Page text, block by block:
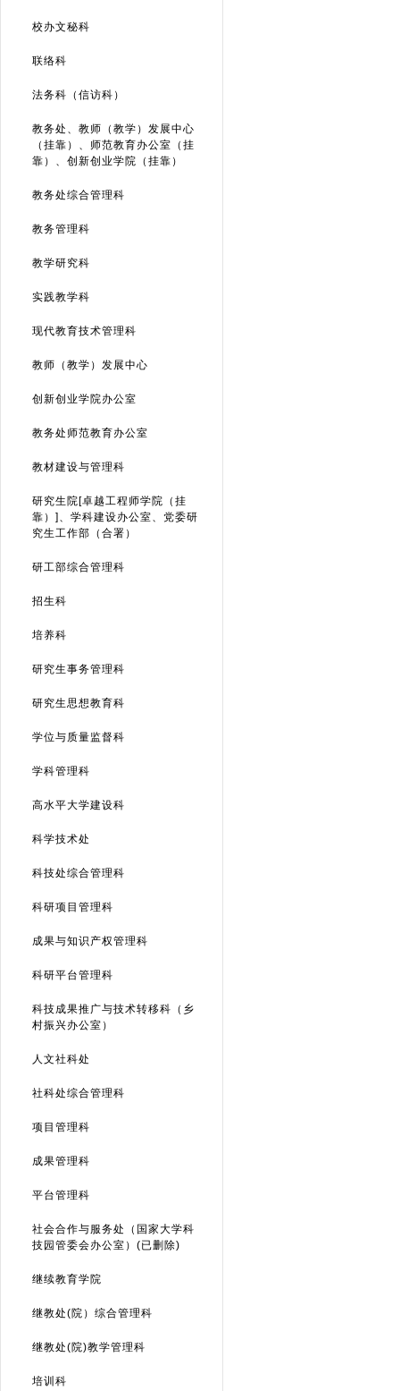
校办文秘科
联络科
法务科（信访科）
教务处、教师（教学）发展中心
（挂靠）、师范教育办公室（挂
靠）、创新创业学院（挂靠）
教务处综合管理科
教务管理科
教学研究科
实践教学科
现代教育技术管理科
教师（教学）发展中心
创新创业学院办公室
教务处师范教育办公室
教材建设与管理科
研究生院[卓越工程师学院（挂
靠）]、学科建设办公室、党委研
究生工作部（合署）
研工部综合管理科
招生科
培养科
研究生事务管理科
研究生思想教育科
学位与质量监督科
学科管理科
高水平大学建设科
科学技术处
科技处综合管理科
科研项目管理科
成果与知识产权管理科
科研平台管理科
科技成果推广与技术转移科（乡
村振兴办公室）
人文社科处
社科处综合管理科
项目管理科
成果管理科
平台管理科
社会合作与服务处（国家大学科
技园管委会办公室）(已删除)
继续教育学院
继教处(院）综合管理科
继教处(院)教学管理科
培训科